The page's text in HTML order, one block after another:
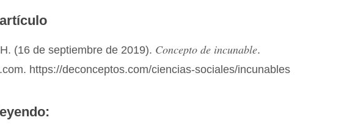
(16 de septiembre de 2019). Concepto de incunable.
https://deconceptos.com/ciencias-sociales/incunables